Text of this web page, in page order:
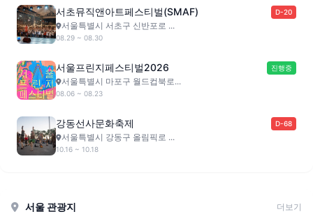
서초뮤직앤아트페스티벌(SMAF) D-20
서울특별시 서초구 신반포로 ...
08.29 ~ 08.30
서울프린지페스티벌2026 진행중
서울특별시 마포구 월드컵북로...
08.06 ~ 08.23
강동선사문화축제 D-68
서울특별시 강동구 올림픽로 ...
10.16 ~ 10.18
서울 관광지 더보기